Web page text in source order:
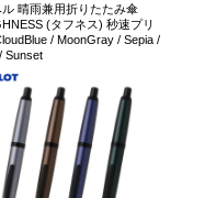
ル 晴雨兼用折りたたみ傘
(タフネス) 秒速プリ
/ MoonGray / Sepia /
Sunset